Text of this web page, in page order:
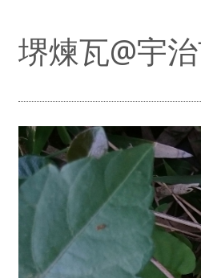
堺煉瓦@宇